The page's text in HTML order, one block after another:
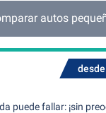
autos
puede fallar: ¡sin